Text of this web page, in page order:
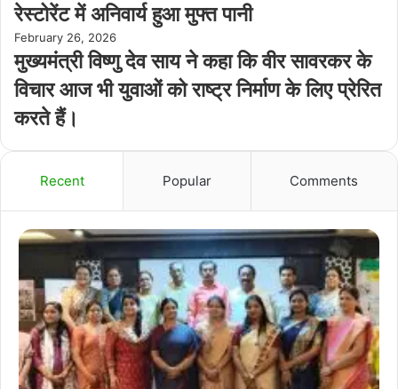
रेस्टोरेंट में अनिवार्य हुआ मुफ्त पानी
February 26, 2026
मुख्यमंत्री विष्णु देव साय ने कहा कि वीर सावरकर के
विचार आज भी युवाओं को राष्ट्र निर्माण के लिए प्रेरित
करते हैं।
Recent Popular Comments